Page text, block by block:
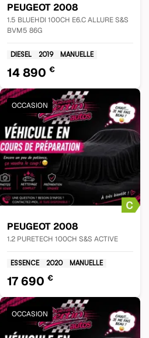
PEUGEOT 2008
1.5 BLUEHDI 100CH E6.C ALLURE S&S
BVM5 86G
DIESEL 2019 MANUELLE
14 890 €
OCCASION
PEUGEOT 2008
1.2 PURETECH 100CH S&S ACTIVE
ESSENCE 2020 MANUELLE
17 690 €
OCCASION